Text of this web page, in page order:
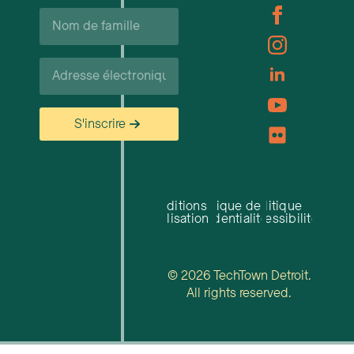
Nom
de
Courriel*
S'inscrire
Conditions
d'utilisation
Politique de
confidentialité
Politique
d'accessibilité
© 2026 TechTown Detroit.
All rights reserved.